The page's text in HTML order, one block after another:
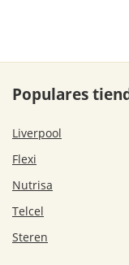
Populares
Liverpool
Flexi
Nutrisa
Telcel
Steren